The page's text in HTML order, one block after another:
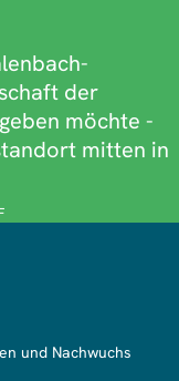
der
möchte -
mitten in
und Nachwuchs